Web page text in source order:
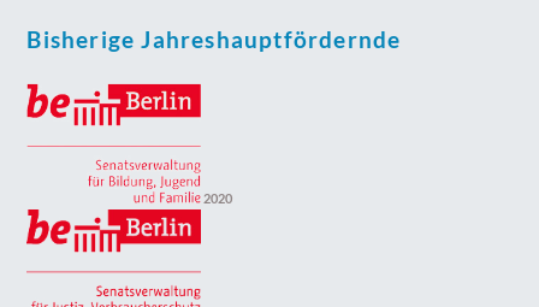
Bisherige Jahreshauptfördernde
2020